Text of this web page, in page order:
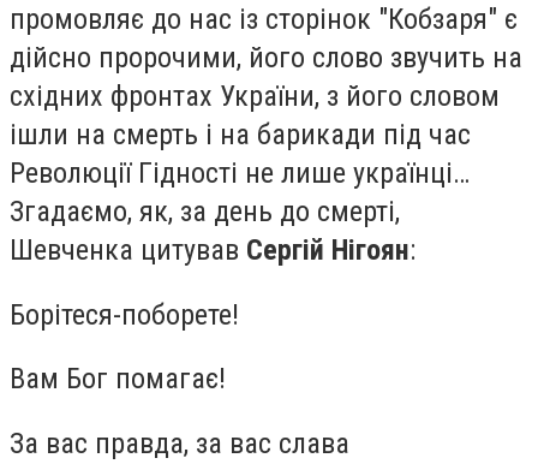
промовляє до нас із сторінок "Кобзаря" є
дійсно пророчими, його слово звучить на
східних фронтах України, з його словом
ішли на смерть і на барикади під час
Революції Гідності не лише українці…
Згадаємо, як, за день до смерті,
Шевченка цитував Сергій Нігоян:
Борітеся-поборете!
Вам Бог помагає!
За вас правда, за вас слава